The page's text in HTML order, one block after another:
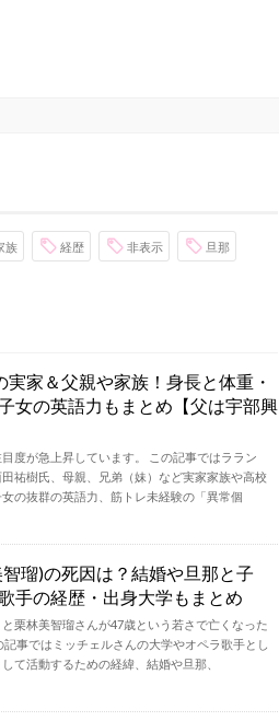
族 経歴 非表示 旦那
実家＆父親や家族！身長と体重・
女の英語力もまとめ【父は宇部興
度が急上昇しています。 この記事ではララン
祐樹氏、母親、兄弟（妹）など実家家族や高校
の抜群の英語力、筋トレ未経験の「異常個
瑠)の死因は？結婚や旦那と子
手の経歴・出身大学もまとめ
栗林美智瑠さんが47歳という若さで亡くなった
事ではミッチェルさんの大学やオペラ歌手とし
て活動するための経緯、結婚や旦那、